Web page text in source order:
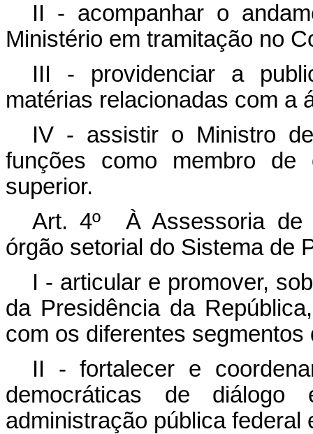
II - acompanhar o
Ministério em tramitação no
III - providenciar a
matérias relacionadas com a
IV - assistir o Ministro
funções como membro de
superior.
Art. 4º À Assessoria de
órgão setorial do Sistema de
I - articular e promover,
da Presidência da
com os diferentes
II - fortalecer e
democráticas de
administração pública federal